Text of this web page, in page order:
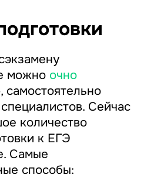
можно очно
самостоятельно
Сейчас
количество
к ЕГЭ
Самые
способы: